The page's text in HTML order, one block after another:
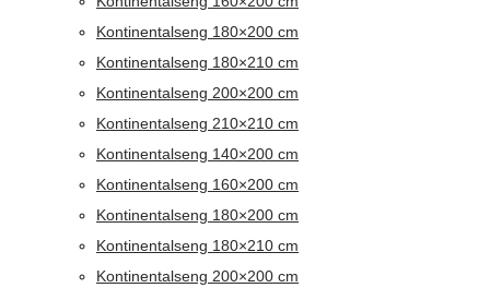
Kontinentalseng 180×200 cm
Kontinentalseng 180×210 cm
Kontinentalseng 200×200 cm
Kontinentalseng 210×210 cm
Kontinentalseng 140×200 cm
Kontinentalseng 160×200 cm
Kontinentalseng 180×200 cm
Kontinentalseng 180×210 cm
Kontinentalseng 200×200 cm